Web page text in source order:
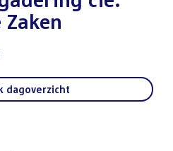
dagoverzicht